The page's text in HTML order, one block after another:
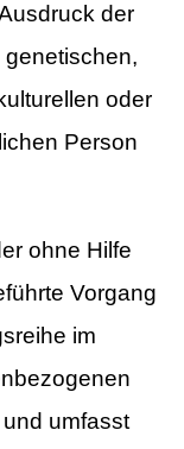
der
oder
Person
ohne Hilfe
Vorgang
im
umfasst